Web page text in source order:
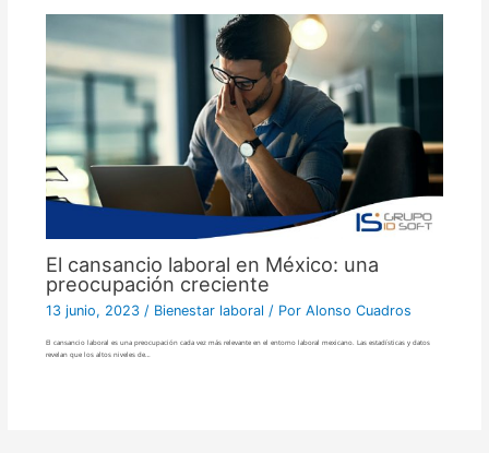
El cansancio laboral en México: una
preocupación creciente
13 junio, 2023 / Bienestar laboral / Por Alonso Cuadros
El cansancio laboral es una preocupación cada vez más relevante en el entorno laboral mexicano. Las estadísticas y datos
revelan que los altos niveles de…